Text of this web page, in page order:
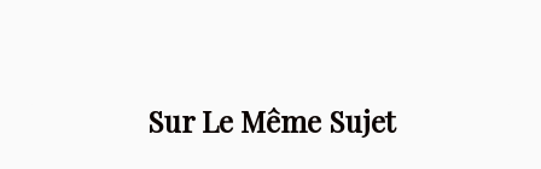
Sur Le Même Sujet